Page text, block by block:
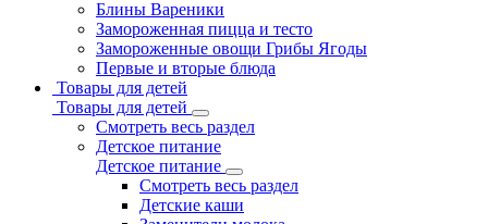
Блины Вареники
Замороженная пицца и тесто
Замороженные овощи Грибы Ягоды
Первые и вторые блюда
Товары для детей
Товары для детей
Смотреть весь раздел
Детское питание
Детское питание
Смотреть весь раздел
Детские каши